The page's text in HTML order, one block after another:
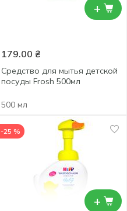
+
179.00 ₴
Средство для мытья детской
посуды Frosh 500мл
500 мл
+
-25 %